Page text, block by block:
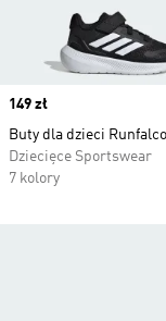
Price
149 zł
Buty dla dzieci
Dziecięce Sportswear
7 kolory